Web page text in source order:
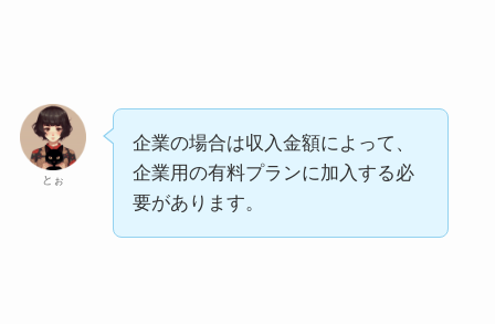
とぉ
企業の場合は収入金額によって、
企業用の有料プランに加入する必
要があります。